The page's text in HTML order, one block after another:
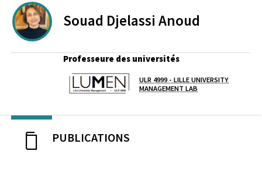
Souad Djelassi Anoud
Professeure des universités
ULR 4999 - LILLE UNIVERSITY
MANAGEMENT LAB
PUBLICATIONS